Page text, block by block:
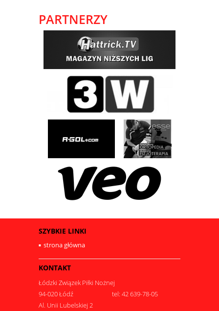
PARTNERZY
SZYBKIE LINKI
strona główna
KONTAKT
Łódzki Związek Piłki Nożnej
94-020 Łódź
tel: 42 639-78-05
Al. Unii Lubelskiej 2